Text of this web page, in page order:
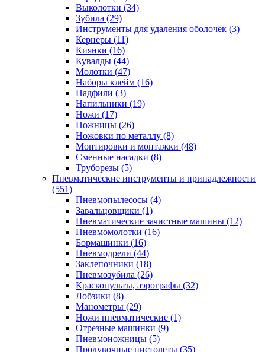
Выколотки (34)
Зубила (29)
Инструменты для удаления оболочек (3)
Кернеры (11)
Киянки (16)
Кувалды (44)
Молотки (47)
Наборы клейм (16)
Надфили (3)
Напильники (19)
Ножи (17)
Ножницы (26)
Ножовки по металлу (8)
Монтировки и монтажки (48)
Сменные насадки (8)
Труборезы (5)
Пневматические инструменты и принадлежности
(551)
Пневмопылесосы (4)
Завальцовщики (1)
Пневматические зачистные машины (12)
Пневмомолотки (16)
Бормашинки (16)
Пневмодрели (44)
Заклепочники (18)
Пневмозубила (26)
Краскопульты, аэрографы (32)
Лобзики (8)
Манометры (29)
Ножи пневматические (1)
Отрезные машинки (9)
Пневмоножницы (5)
Продувочные пистолеты (35)